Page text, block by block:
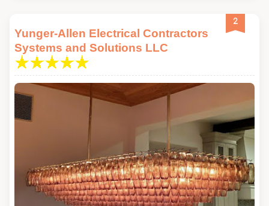
2
Yunger-Allen Electrical Contractors
Systems and Solutions LLC